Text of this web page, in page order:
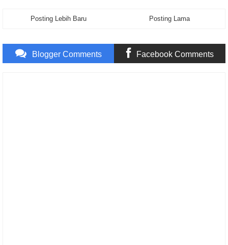
Posting Lebih Baru Posting Lama
Blogger Comments Facebook Comments